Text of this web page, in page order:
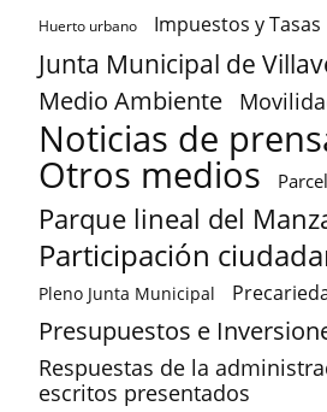
Huerto urbano Impuestos y Tasas
Junta Municipal de
Medio Ambiente
Noticias de
Otros medios
Parque lineal del
Participación
Pleno Junta Municipal
Presupuestos e
Respuestas de la
escritos presentados